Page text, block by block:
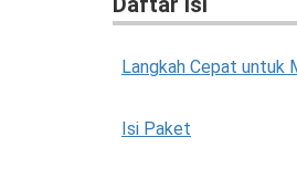
Langkah Cepat untuk
Isi Paket